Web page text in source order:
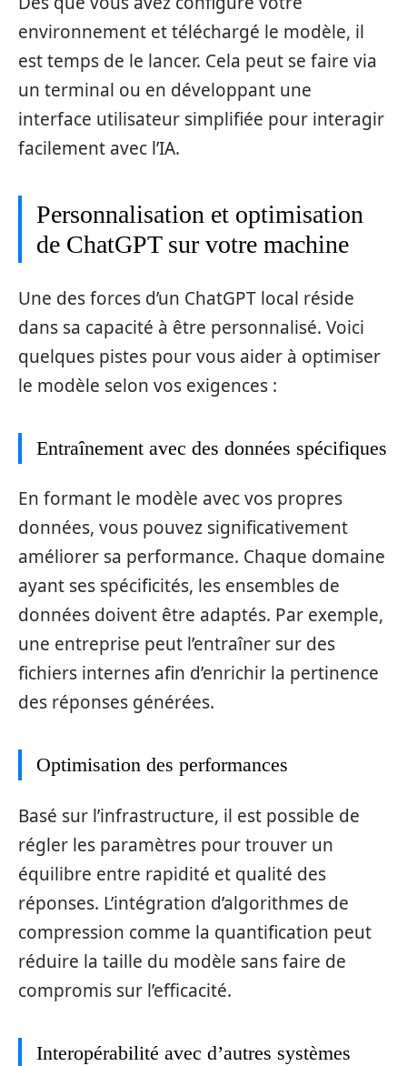
environnement et téléchargé le modèle, il
est temps de le lancer. Cela peut se faire via
un terminal ou en développant une
interface utilisateur simplifiée pour interagir
facilement avec l’IA.
Personnalisation et optimisation
de ChatGPT sur votre machine
Une des forces d’un ChatGPT local réside
dans sa capacité à être personnalisé. Voici
quelques pistes pour vous aider à optimiser
le modèle selon vos exigences :
Entraînement avec des données spécifiques
En formant le modèle avec vos propres
données, vous pouvez significativement
améliorer sa performance. Chaque domaine
ayant ses spécificités, les ensembles de
données doivent être adaptés. Par exemple,
une entreprise peut l’entraîner sur des
fichiers internes afin d’enrichir la pertinence
des réponses générées.
Optimisation des performances
Basé sur l’infrastructure, il est possible de
régler les paramètres pour trouver un
équilibre entre rapidité et qualité des
réponses. L’intégration d’algorithmes de
compression comme la quantification peut
réduire la taille du modèle sans faire de
compromis sur l’efficacité.
Interopérabilité avec d’autres systèmes